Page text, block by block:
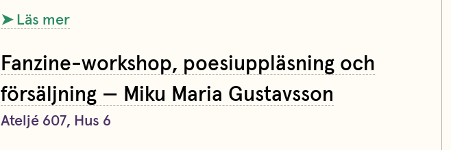
➤ Läs mer
Fanzine-workshop, poesiuppläsning och
försäljning — Miku Maria Gustavsson
Ateljé 607, Hus 6